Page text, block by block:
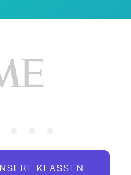
KLASSEN